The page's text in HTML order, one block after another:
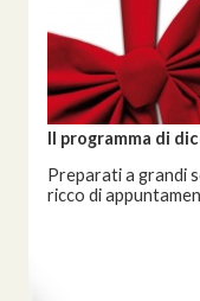
Il programma di
Preparati a grandi
ricco di